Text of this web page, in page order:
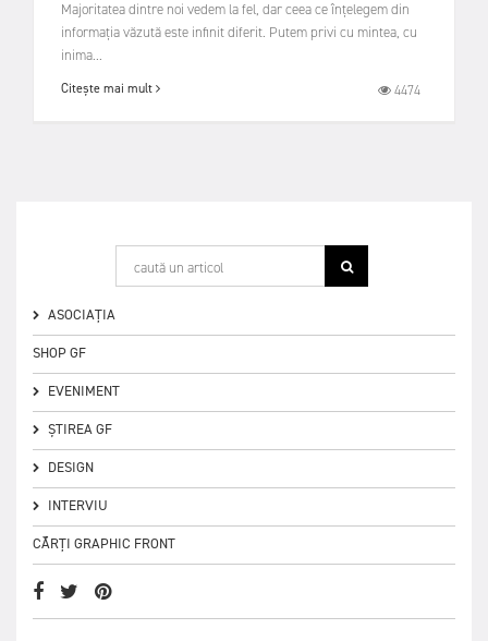
Majoritatea dintre noi vedem la fel, dar ceea ce înțelegem din
informația văzută este infinit diferit. Putem privi cu mintea, cu
inima...
4474
Citește mai mult
ASOCIAȚIA
SHOP GF
EVENIMENT
ȘTIREA GF
DESIGN
INTERVIU
CĂRȚI GRAPHIC FRONT